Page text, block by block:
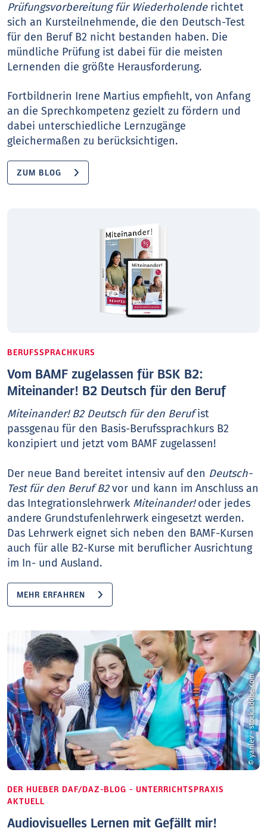
Prüfungsvorbereitung für Wiederholenderichtet
sich an Kursteilnehmende, die den Deutsch-Test
für den Beruf B2 nicht bestanden haben. Die
mündliche Prüfung ist dabei für die meisten
Lernenden die größte Herausforderung.
Fortbildnerin Irene Martius empfiehlt, von Anfang
an die Sprechkompetenz gezielt zu fördern und
dabei unterschiedliche Lernzugänge
gleichermaßen zu berücksichtigen.
ZUM BLOG
BERUFSSPRACHKURS
Vom BAMF zugelassen für BSK B2:
Miteinander! B2 Deutsch für den Beruf
Miteinander! B2 Deutsch für den Berufist
passgenau für den Basis-Berufssprachkurs B2
konzipiert und jetzt vom BAMF zugelassen!
Der neue Band bereitet intensiv auf den Deutsch-
Test für den Beruf B2vor und kann im Anschluss an
das Integrationslehrwerk Miteinander!oder jedes
andere Grundstufenlehrwerk eingesetzt werden.
Das Lehrwerk eignet sich neben den BAMF-Kursen
auch für alle B2-Kurse mit beruflicher Ausrichtung
im In- und Ausland.
MEHR ERFAHREN
© yanlev - stock.adobe.com
DER HUEBER DAF/DAZ-BLOG - UNTERRICHTSPRAXIS
AKTUELL
Audiovisuelles Lernen mit Gefällt mir!